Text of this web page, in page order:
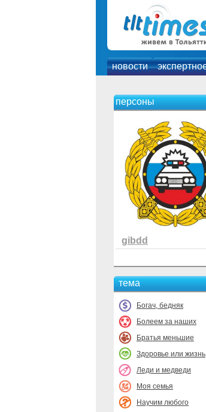
новости
персоны
gibdd
тема
Богач, бедняк
Болеем за наших
Братья меньшие
Здоровье или жизнь
Леди и медведи
Моя семья
Научим любого